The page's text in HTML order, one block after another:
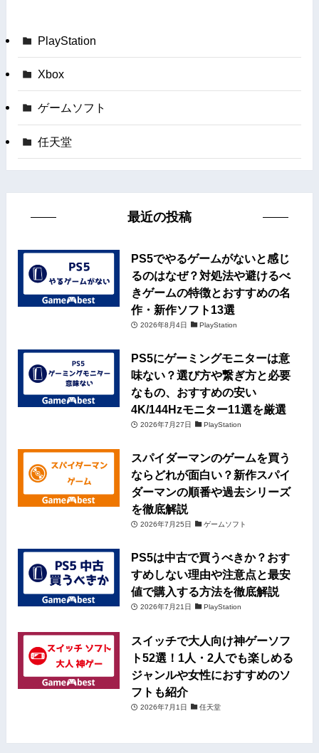
PlayStation
Xbox
ゲームソフト
任天堂
最近の投稿
PS5でやるゲームがないと感じ
るのはなぜ？対処法や避けるべ
きゲームの特徴とおすすめの名
作・新作ソフト13選
2026年8月4日 PlayStation
PS5にゲーミングモニターは意
味ない？選び方や繋ぎ方と必要
なもの、おすすめの安い
4K/144Hzモニター11選を厳選
2026年7月27日 PlayStation
スパイダーマンのゲームを買う
ならどれが面白い？新作スパイ
ダーマンの順番や過去シリーズ
を徹底解説
2026年7月25日 ゲームソフト
PS5は中古で買うべきか？おす
すめしない理由や注意点と最安
値で購入する方法を徹底解説
2026年7月21日 PlayStation
スイッチで大人向け神ゲーソフ
ト52選！1人・2人でも楽しめる
ジャンルや女性におすすめのソ
フトも紹介
2026年7月1日 任天堂